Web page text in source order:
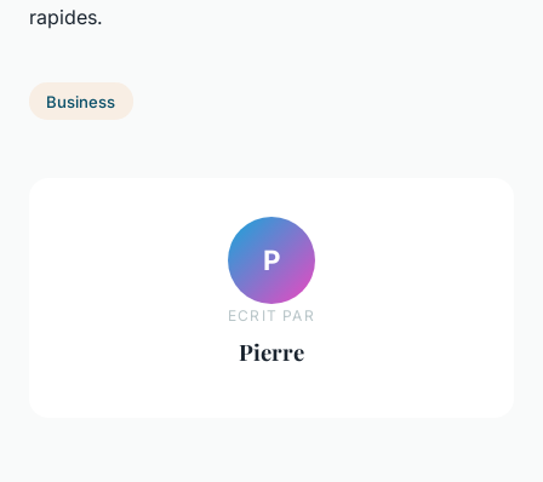
rapides.
Business
P
ECRIT PAR
Pierre